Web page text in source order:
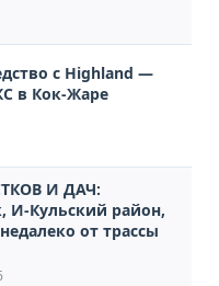
с Highland —
в Кок-Жаре
И ДАЧ:
И-Кульский район,
от трассы